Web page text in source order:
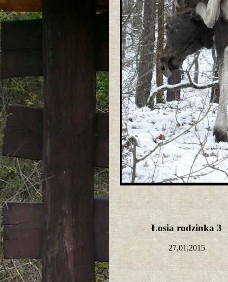
Łosia rodzinka 3
27,01,2015